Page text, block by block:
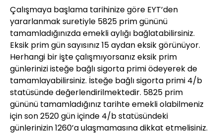
Çalışmaya başlama tarihinize göre EYT’den
yararlanmak suretiyle 5825 prim gününü
tamamladığınızda emekli aylığı bağlatabilirsiniz.
Eksik prim gün sayısınız 15 aydan eksik görünüyor.
Herhangi bir işte çalışmıyorsanız eksik prim
günlerinizi isteğe bağlı sigorta primi ödeyerek de
tamamlayabilirsiniz. İsteğe bağlı sigorta primi 4/b
statüsünde değerlendirilmektedir. 5825 prim
gününü tamamladığınız tarihte emekli olabilmeniz
için son 2520 gün içinde 4/b statüsündeki
günlerinizin 1260’a ulaşmamasına dikkat etmelisiniz.